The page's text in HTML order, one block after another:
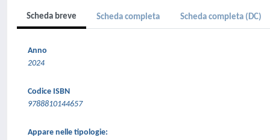
Scheda breve Scheda completa Scheda completa (DC)
Anno
2024
Codice ISBN
9788810144657
Appare nelle tipologie: